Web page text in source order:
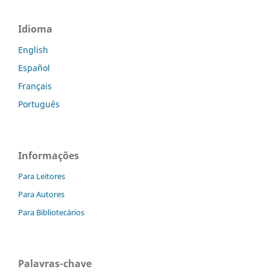
Idioma
English
Español
Français
Português
Informações
Para Leitores
Para Autores
Para Bibliotecários
Palavras-chave